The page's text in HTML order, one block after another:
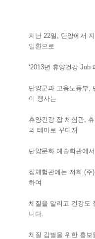
지난 22일, 단양에서
일환으로
‘2013년 휴양건강 Job
단양군과 고용노동부,
이 행사는
휴양건강 잡 체험관,
의 테마로 꾸며져
단양문화 예술회관에
잡체험관에는 저희 (
하여
체질을 알리고 건강도
니다.
체질 감별을 위한 홍